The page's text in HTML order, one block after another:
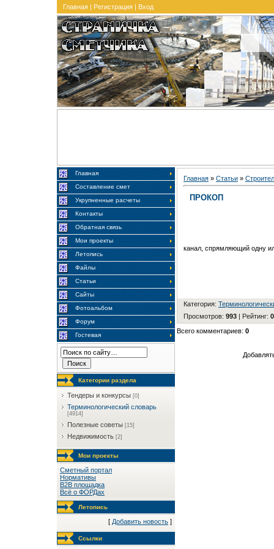
Главная | Регистрация | Вход
Главная
Составление смет
Укрупненные расчеты
Контакты
Обратная связь
Мои проекты
Летопись
Файлы
Статьи
Сайты
Фотоальбом
Форум
Гостевая
Категории раздела
Тендеры и конкурсы [0]
Терминологический словарь
[4914]
Полезные советы [15]
Недвижимость [2]
Мои проекты
Сметный портал
Нормативы
B2B площадка
Всё о ФОРДах
Летопись
[ Добавить новость ]
Ссылки
Главная » Статьи »
ПРОКОП
канал, спрямляющий одну
Категория:
Просмотров: 993 | Рейтинг:
Всего комментариев: 0